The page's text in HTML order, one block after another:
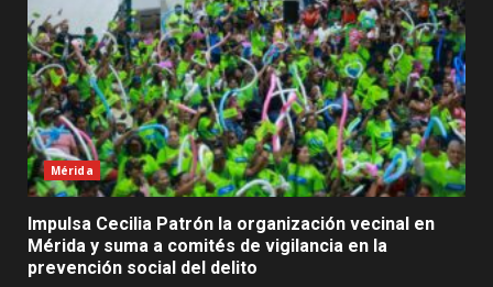
Mérida
Impulsa Cecilia Patrón la organización vecinal en
Mérida y suma a comités de vigilancia en la
prevención social del delito